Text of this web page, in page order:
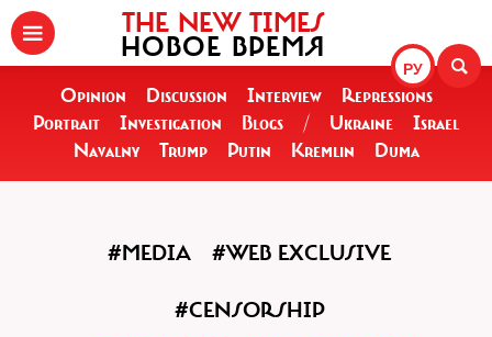
РУ
THE NEW TIMES
НОВОЕ ВРЕМЯ
Opinion Discussion Interview
Repressions
Portrait
Investigation Blogs / Ukraine
Israel
Navalny
Trump Putin Kremlin Duma
#MEDIA #WEB EXCLUSIVE
#CENSORSHIP